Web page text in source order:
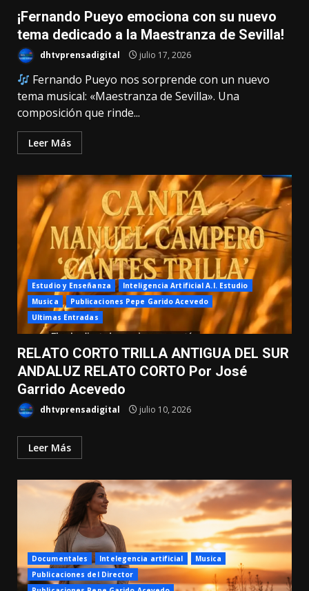
¡Fernando Pueyo emociona con su nuevo
tema dedicado a la Maestranza de Sevilla!
dhtvprensadigital julio 17, 2026
Fernando Pueyo nos sorprende con un nuevo
tema musical: «Maestranza de Sevilla». Una
composición que rinde...
Leer Más
Estudio y Enseñanza
Inteligencia Artificial A.I. Estudio
Musica
Publicaciones Pepe Garido Acevedo
Ultimas Entradas
RELATO CORTO TRILLA ANTIGUA DEL SUR
ANDALUZ RELATO CORTO Por José
Garrido Acevedo
dhtvprensadigital julio 10, 2026
Leer Más
Documentales Intelegencia artificial
Musica
Publicaciones del Director